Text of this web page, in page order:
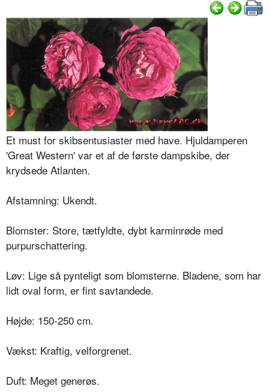
Et must for skibsentusiaster med have. Hjuldamperen
'Great Western' var et af de første dampskibe, der
krydsede Atlanten.
Afstamning: Ukendt.
Blomster: Store, tætfyldte, dybt kar­minrøde med
purpurschattering.
Løv: Lige så pynteligt som blomster­ne. Bladene, som har
lidt oval form, er fint savtandede.
Højde: 150-250 cm.
Vækst: Kraftig, velforgrenet.
Duft: Meget generøs.